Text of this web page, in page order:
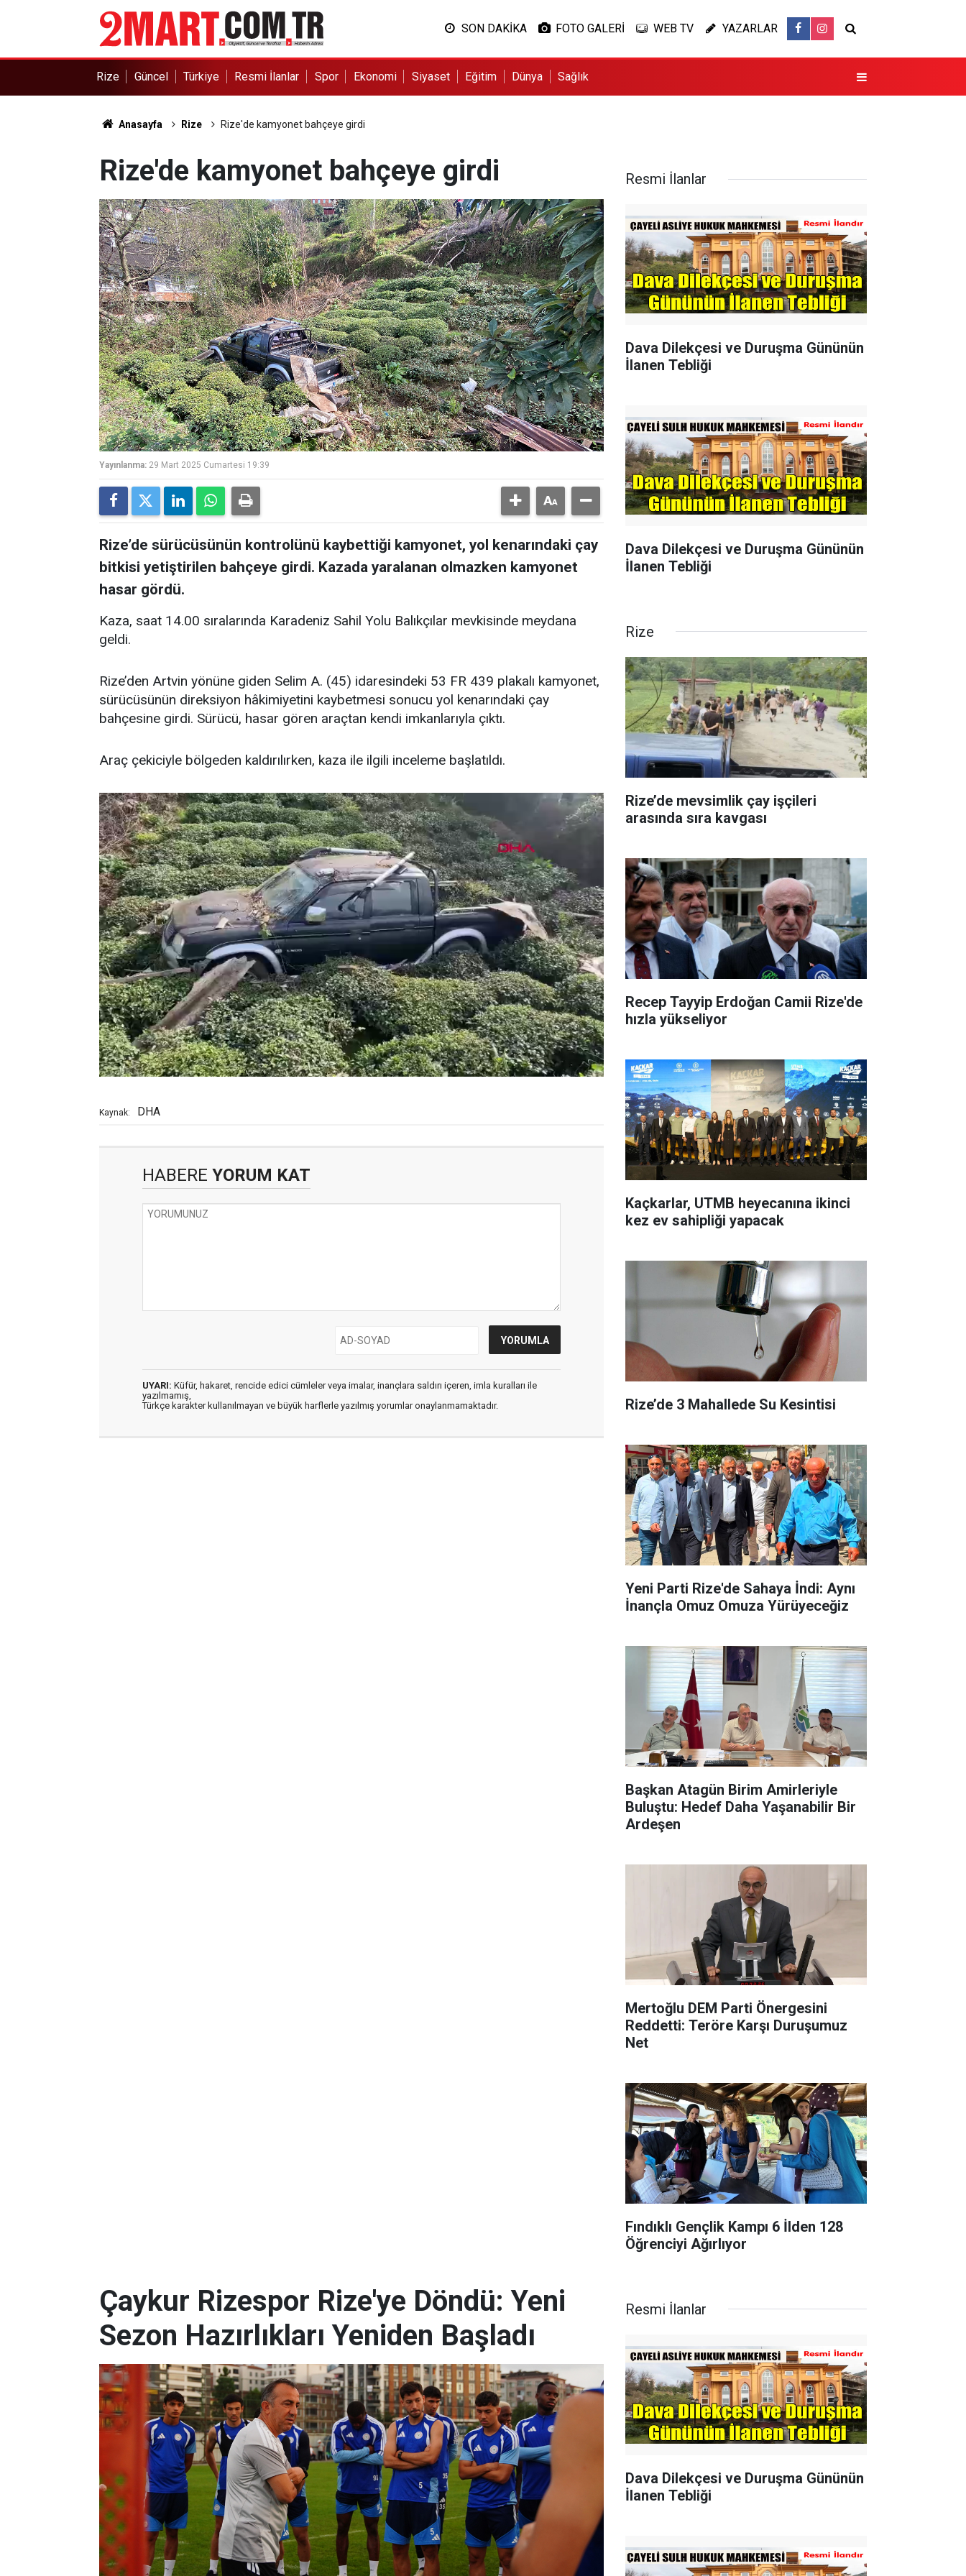
SON DAKİKA FOTO GALERİ WEB TV YAZARLAR
Rize Güncel Türkiye Resmi İlanlar Spor Ekonomi Siyaset Eğitim Dünya Sağlık
Anasayfa Rize Rize'de kamyonet bahçeye girdi
Rize'de kamyonet bahçeye girdi
Yayınlanma: 29 Mart 2025 Cumartesi 19:39
Rize’de sürücüsünün kontrolünü kaybettiği kamyonet, yol kenarındaki çay
bitkisi yetiştirilen bahçeye girdi. Kazada yaralanan olmazken kamyonet
hasar gördü.
Kaza, saat 14.00 sıralarında Karadeniz Sahil Yolu Balıkçılar mevkisinde meydana
geldi.
Rize’den Artvin yönüne giden Selim A. (45) idaresindeki 53 FR 439 plakalı kamyonet,
sürücüsünün direksiyon hâkimiyetini kaybetmesi sonucu yol kenarındaki çay
bahçesine girdi. Sürücü, hasar gören araçtan kendi imkanlarıyla çıktı.
Araç çekiciyle bölgeden kaldırılırken, kaza ile ilgili inceleme başlatıldı.
Kaynak: DHA
HABERE YORUM KAT
UYARI: Küfür, hakaret, rencide edici cümleler veya imalar, inançlara saldırı içeren, imla kuralları ile
yazılmamış,
Türkçe karakter kullanılmayan ve büyük harflerle yazılmış yorumlar onaylanmamaktadır.
Resmi İlanlar
Dava Dilekçesi ve Duruşma Gününün
İlanen Tebliği
Dava Dilekçesi ve Duruşma Gününün
İlanen Tebliği
Rize
Rize’de mevsimlik çay işçileri
arasında sıra kavgası
Recep Tayyip Erdoğan Camii Rize'de
hızla yükseliyor
Kaçkarlar, UTMB heyecanına ikinci
kez ev sahipliği yapacak
Rize’de 3 Mahallede Su Kesintisi
Yeni Parti Rize'de Sahaya İndi: Aynı
İnançla Omuz Omuza Yürüyeceğiz
Başkan Atagün Birim Amirleriyle
Buluştu: Hedef Daha Yaşanabilir Bir
Ardeşen
Mertoğlu DEM Parti Önergesini
Reddetti: Teröre Karşı Duruşumuz
Net
Fındıklı Gençlik Kampı 6 İlden 128
Öğrenciyi Ağırlıyor
Çaykur Rizespor Rize'ye Döndü: Yeni
Sezon Hazırlıkları Yeniden Başladı
Resmi İlanlar
Dava Dilekçesi ve Duruşma Gününün
İlanen Tebliği